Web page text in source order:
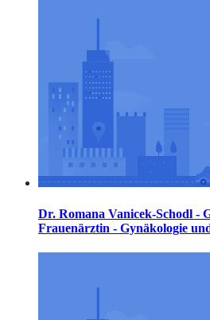
Dr. Romana Vanicek-Schodl -
Frauenärztin - Gynäkologie